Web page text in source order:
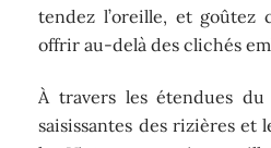
tendez l’oreille, et goûtez
offrir au-delà des clichés
À travers les étendues du
saisissantes des rizières et